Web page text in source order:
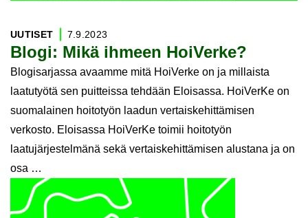
Blogi: Mikä ih­meen Hoi­Ver­ke?
UU­TI­SET 7.9.2023
Blogisarjassa avaamme mitä HoiVerke on ja millaista
laatutyötä sen puitteissa tehdään Eloisassa. HoiVerKe on
suomalainen hoitotyön laadun vertaiskehittämisen
verkosto. Eloisassa HoiVerKe toimii hoitotyön
laatujärjestelmänä sekä vertaiskehittämisen alustana ja on
osa …